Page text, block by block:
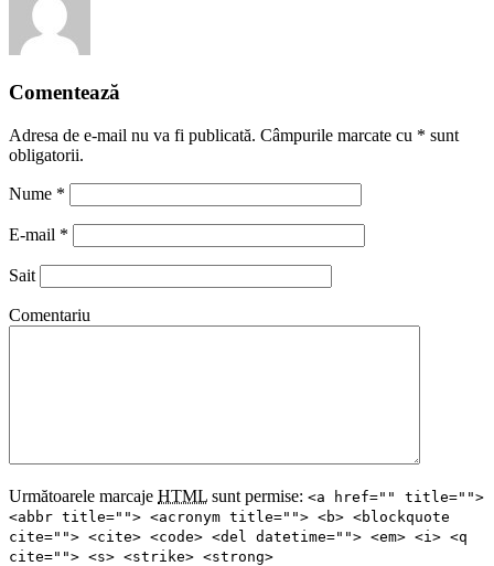
Comentează
Adresa de e-mail nu va fi publicată. Câmpurile marcate cu * sunt
obligatorii.
Nume *
E-mail *
Sait
Comentariu
Următoarele marcaje HTML sunt permise: <a href="" title="">
<abbr title=""> <acronym title=""> <b> <blockquote
cite=""> <cite> <code> <del datetime=""> <em> <i> <q
cite=""> <s> <strike> <strong>